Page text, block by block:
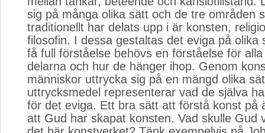
sig på många olika sätt och de tre områden
traditionellt har delats upp i är konsten,
filosofin. I dessa gestaltas det eviga på olika
få full förståelse behövs en förståelse för alla
delarna och hur de hänger ihop. Genom
människor uttrycka sig på en mängd olika
uttrycksmedel representerar vad de själva
för det eviga. Ett bra sätt att förstå konst på
att Gud har skapat konsten. Vad skulle Gud